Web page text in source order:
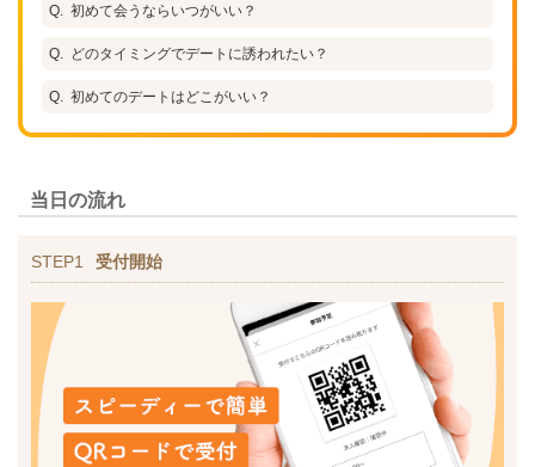
初めて会うならいつがいい？
どのタイミングでデートに誘われたい？
初めてのデートはどこがいい？
当日の流れ
STEP1 受付開始